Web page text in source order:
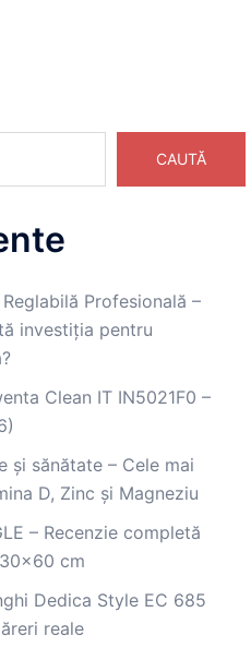
CAUTĂ
Reglabilă Profesională –
investiția pentru
Clean IT IN5021F0 –
și sănătate – Cele mai
D, Zinc și Magneziu
– Recenzie completă
cm
Dedica Style EC 685
reale